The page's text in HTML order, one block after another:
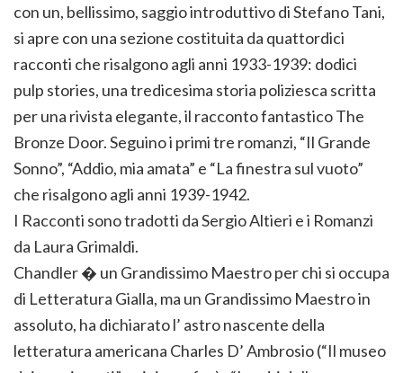
con un, bellissimo, saggio introduttivo di Stefano Tani,
si apre con una sezione costituita da quattordici
racconti che risalgono agli anni 1933-1939: dodici
pulp stories, una tredicesima storia poliziesca scritta
per una rivista elegante, il racconto fantastico The
Bronze Door. Seguino i primi tre romanzi, “Il Grande
Sonno”, “Addio, mia amata” e “La finestra sul vuoto”
che risalgono agli anni 1939-1942.
I Racconti sono tradotti da Sergio Altieri e i Romanzi
da Laura Grimaldi.
Chandler � un Grandissimo Maestro per chi si occupa
di Letteratura Gialla, ma un Grandissimo Maestro in
assoluto, ha dichiarato l’ astro nascente della
letteratura americana Charles D’ Ambrosio (“Il museo